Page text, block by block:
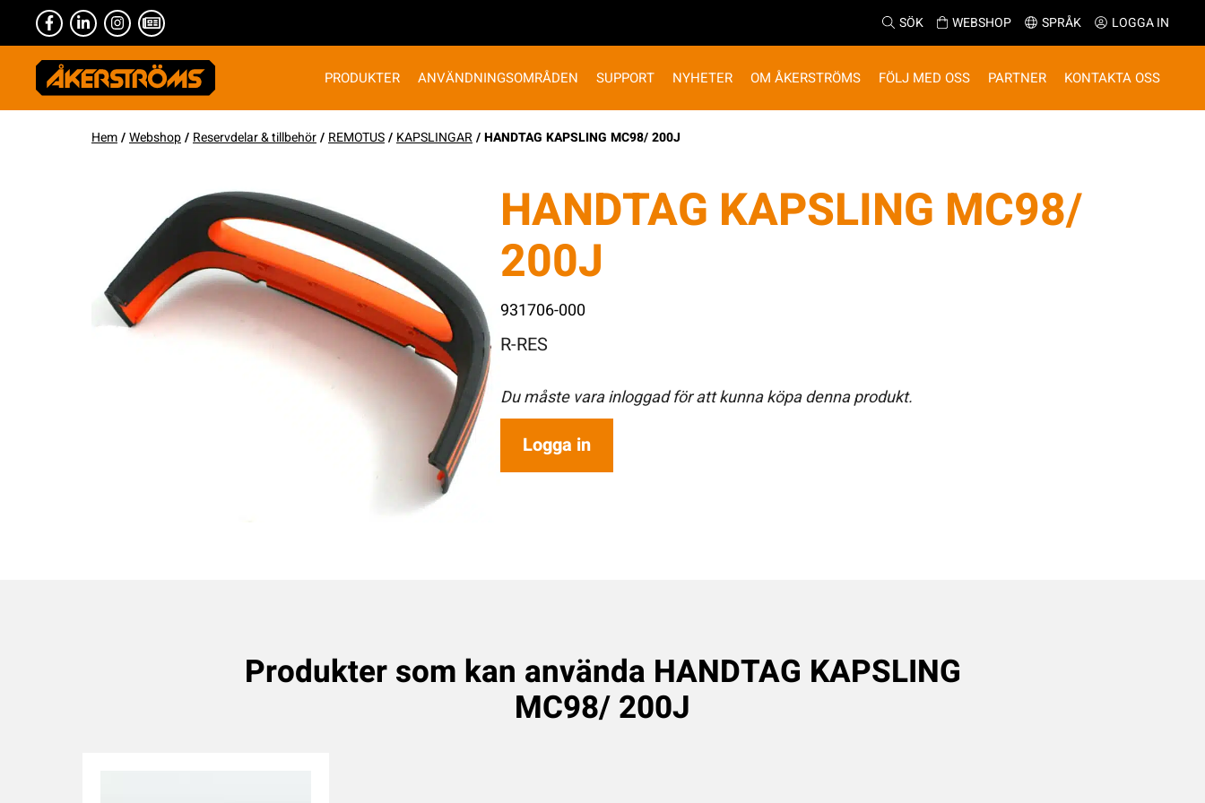
SÖK WEBSHOP SPRÅK LOGGA IN
PRODUKTER ANVÄNDNINGSOMRÅDEN SUPPORT NYHETER OM ÅKERSTRÖMS FÖLJ MED OSS PARTNER KONTAKTA OSS
Hem/Webshop/ Reservdelar & tillbehör/ REMOTUS/ KAPSLINGAR/ HANDTAG KAPSLING MC98/ 200J
HANDTAG KAPSLING MC98/
200J
931706-000
R-RES
Du måste vara inloggad för att kunna köpa denna produkt.
Logga in
Produkter som kan använda HANDTAG KAPSLING
MC98/ 200J